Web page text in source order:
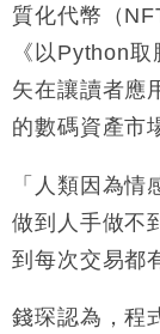
質化代幣（
《以Python
矢在讓讀者應
的數碼資產市
「人類因為
做到人手做不
到每次交易都
錢琛認為，程